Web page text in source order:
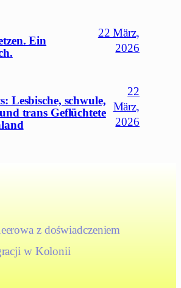
Ein
22 März,
2026
Lesbische, schwule,
trans Geflüchtete
22
März,
2026
z doświadczeniem
w Kolonii